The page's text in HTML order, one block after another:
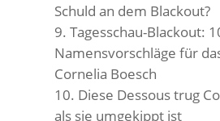
Schuld an dem Blackout?
Tagesschau-Blackout:
Namensvorschläge für
Cornelia Boesch
Diese Dessous trug
als sie umgekippt ist